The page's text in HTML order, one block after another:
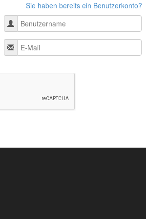
Sie haben bereits ein Benutzerkonto?